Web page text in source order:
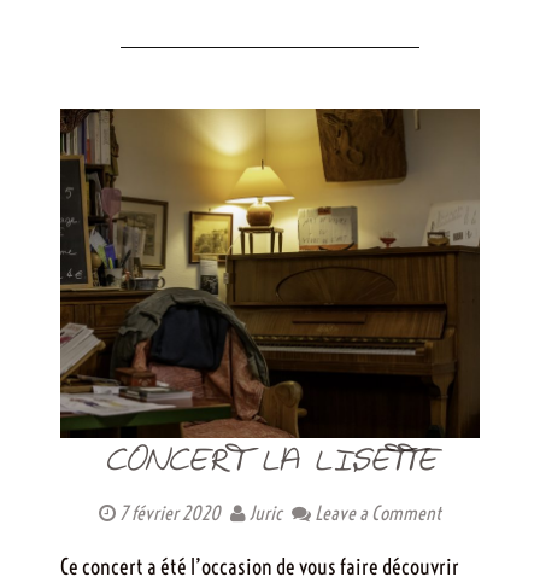
CONCERT LA LISETTE
7 février 2020 Juric Leave a Comment
Ce concert a été l’occasion de vous faire découvrir